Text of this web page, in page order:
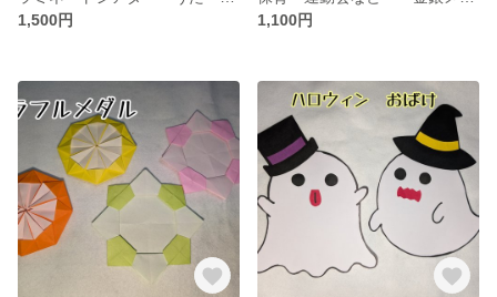
1,500円
1,100円